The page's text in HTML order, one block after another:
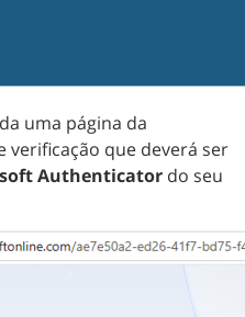
uma página da
verificação que deverá ser
Authenticator do seu